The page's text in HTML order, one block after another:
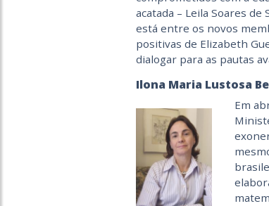
acatada – Leila Soares
está entre os novos
positivas de Elizabeth
dialogar para as pautas
Ilona Maria Lustosa
Em